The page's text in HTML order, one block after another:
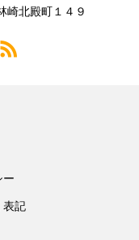
崎北殿町１４９
ー
表記